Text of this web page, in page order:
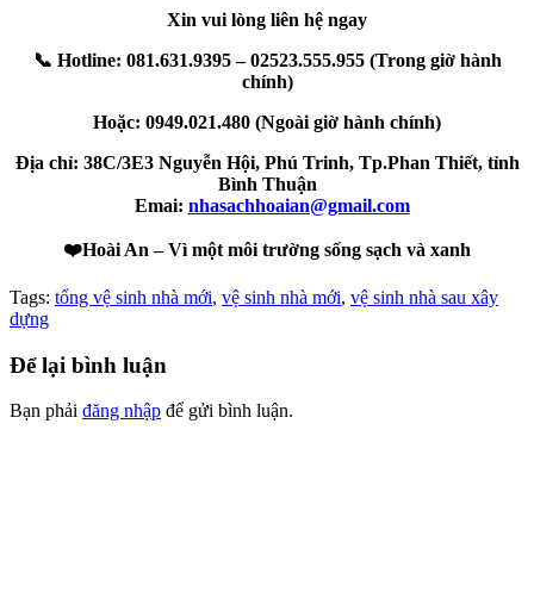
Xin vui lòng liên hệ ngay
📞 Hotline: 081.631.9395 – 02523.555.955 (Trong giờ hành
chính)
Hoặc: 0949.021.480 (Ngoài giờ hành chính)
Địa chỉ: 38C/3E3 Nguyễn Hội, Phú Trinh, Tp.Phan Thiết, tỉnh
Bình Thuận
Emai: nhasachhoaian@gmail.com
❤️Hoài An – Vì một môi trường sống sạch và xanh
Tags: tổng vệ sinh nhà mới, vệ sinh nhà mới, vệ sinh nhà sau xây
dựng
Để lại bình luận
Bạn phải đăng nhập để gửi bình luận.